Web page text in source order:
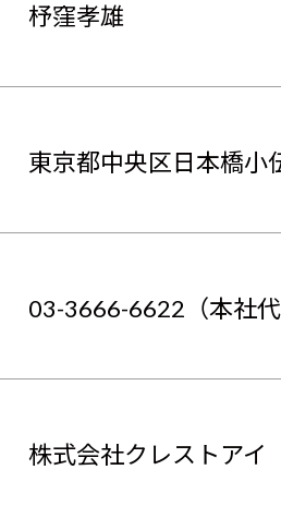
杼窪孝雄
東京都中央区日本橋小
03-3666-6622（本社代
株式会社クレストアイ